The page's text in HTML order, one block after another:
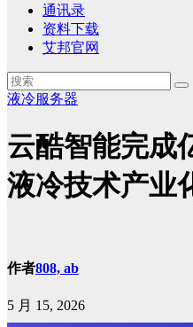
通讯录
资料下载
艾邦官网
液冷服务器
云酷智能完成
液冷技术产业
作者808, ab
5 月 15, 2026